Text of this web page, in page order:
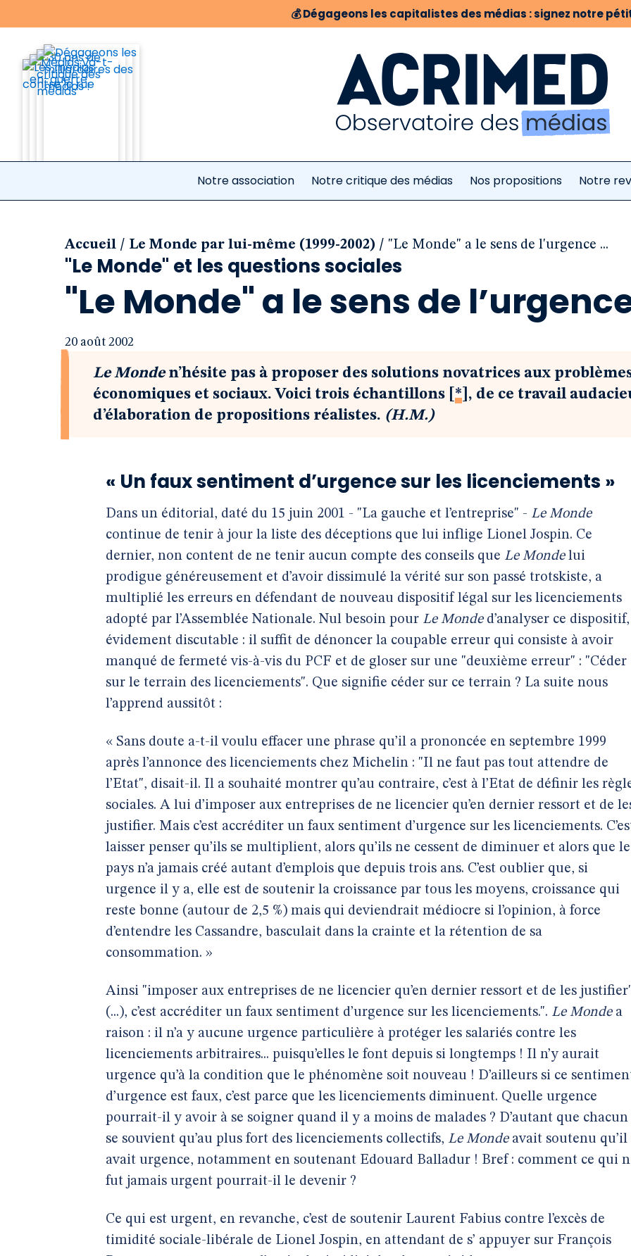
💰Dégageons les capitalistes des médias : signez notre
Notre association Notre critique des médias Nos propositions Notre
Accueil / Le Monde par lui-même (1999-2002) / "Le Monde" a le sens de l'urgence ...
"Le Monde" et les questions sociales
"Le Monde" a le sens de
20 août 2002
Le Monden’hésite pas à proposer des solutions novatrices aux
économiques et sociaux. Voici trois échantillons
* , de ce travail
d’élaboration de propositions réalistes. (H.M.)
« Un faux sentiment d’urgence sur les licenciements »
Dans un éditorial, daté du 15 juin 2001 - "La gauche et l’entreprise" - Le Monde
continue de tenir à jour la liste des déceptions que lui inflige Lionel Jospin. Ce
dernier, non content de ne tenir aucun compte des conseils que Le Mondelui
prodigue généreusement et d’avoir dissimulé la vérité sur son passé trotskiste, a
multiplié les erreurs en défendant de nouveau dispositif légal sur les licenciements
adopté par l’Assemblée Nationale. Nul besoin pour Le Monded’analyser ce dispositif,
évidement discutable : il suffit de dénoncer la coupable erreur qui consiste à avoir
manqué de fermeté vis-à-vis du PCF et de gloser sur une "deuxième erreur" : "Céder
sur le terrain des licenciements". Que signifie céder sur ce terrain ? La suite nous
l’apprend aussitôt :
« Sans doute a-t-il voulu effacer une phrase qu’il a prononcée en septembre 1999
après l’annonce des licenciements chez Michelin : "Il ne faut pas tout attendre de
l’Etat", disait-il. Il a souhaité montrer qu’au contraire, c’est à l’Etat de définir les
sociales. A lui d’imposer aux entreprises de ne licencier qu’en dernier ressort et de
justifier. Mais c’est accréditer un faux sentiment d’urgence sur les licenciements.
laisser penser qu’ils se multiplient, alors qu’ils ne cessent de diminuer et alors que le
pays n’a jamais créé autant d’emplois que depuis trois ans. C’est oublier que, si
urgence il y a, elle est de soutenir la croissance par tous les moyens, croissance qui
reste bonne (autour de 2,5 %) mais qui deviendrait médiocre si l’opinion, à force
d’entendre les Cassandre, basculait dans la crainte et la rétention de sa
consommation. »
Ainsi "imposer aux entreprises de ne licencier qu’en dernier ressort et de les
(...), c’est accréditer un faux sentiment d’urgence sur les licenciements.". Le Mondea
raison : il n’a y aucune urgence particulière à protéger les salariés contre les
licenciements arbitraires... puisqu’elles le font depuis si longtemps ! Il n’y aurait
urgence qu’à la condition que le phénomène soit nouveau ! D’ailleurs si ce
d’urgence est faux, c’est parce que les licenciements diminuent. Quelle urgence
pourrait-il y avoir à se soigner quand il y a moins de malades ? D’autant que chacun
se souvient qu’au plus fort des licenciements collectifs, Le Monde avait soutenu qu’il
avait urgence, notamment en soutenant Edouard Balladur ! Bref : comment ce qui
fut jamais urgent pourrait-il le devenir ?
Ce qui est urgent, en revanche, c’est de soutenir Laurent Fabius contre l’excès de
timidité sociale-libérale de Lionel Jospin, en attendant de s’ appuyer sur François